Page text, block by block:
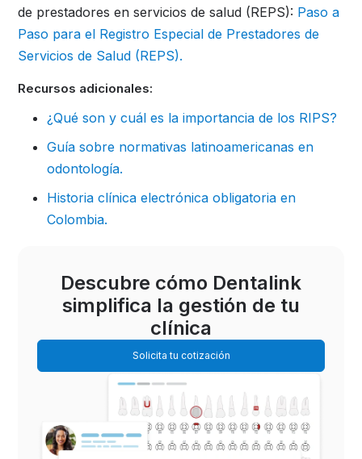
de prestadores en servicios de salud (REPS):‍ Paso a
Paso para el Registro Especial de Prestadores de
Servicios de Salud (REPS).
Recursos adicionales:
¿Qué son y cuál es la importancia de los RIPS?
Guía sobre normativas latinoamericanas en
odontología.
Historia clínica electrónica obligatoria en
Colombia.
Descubre cómo Dentalink
simplifica la gestión de tu
clínica
Solicita tu cotización